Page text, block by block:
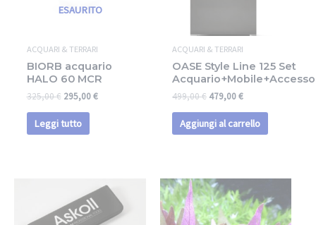
ESAURITO
ACQUARI & TERRARI
BIORB acquario
HALO 60 MCR
325,00€ 295,00€
Leggi tutto
ACQUARI & TERRARI
OASE Style Line 125 Set
499,00€ 479,00€
Aggiungi al carrello